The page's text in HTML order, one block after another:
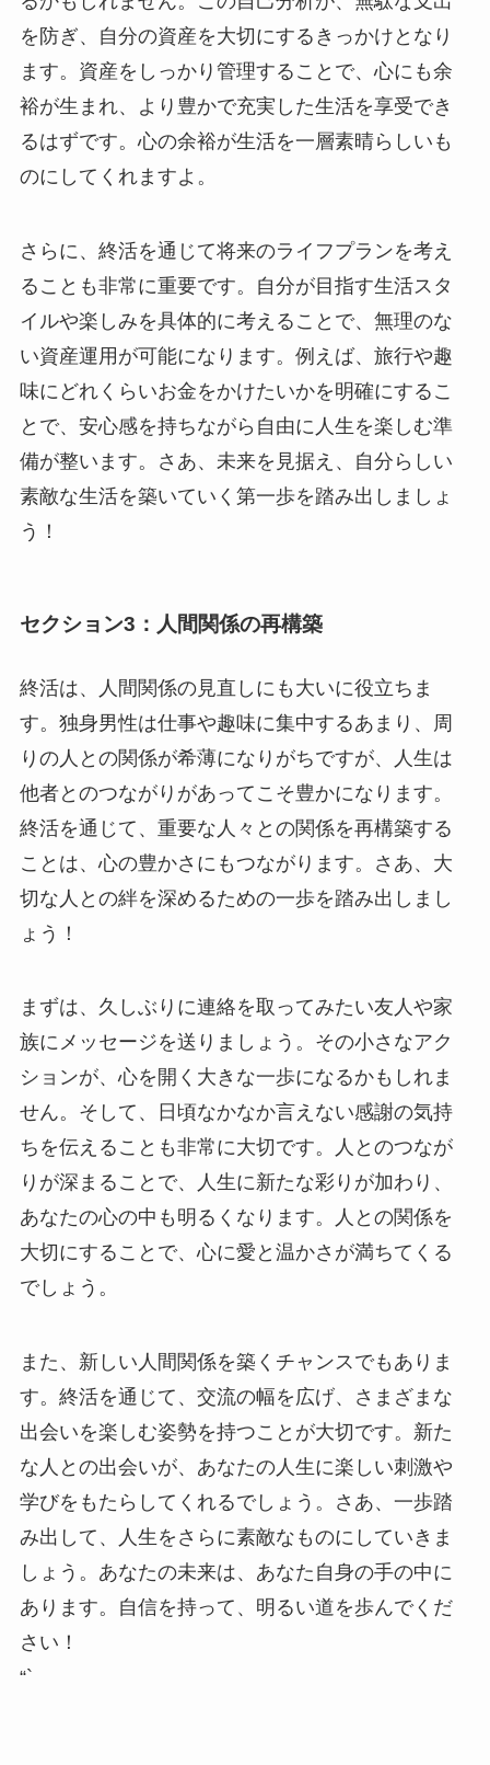
を防ぎ、自分の資産を大切にするきっかけとなり
ます。資産をしっかり管理することで、心にも余
裕が生まれ、より豊かで充実した生活を享受でき
るはずです。心の余裕が生活を一層素晴らしいも
のにしてくれますよ。
さらに、終活を通じて将来のライフプランを考え
ることも非常に重要です。自分が目指す生活スタ
イルや楽しみを具体的に考えることで、無理のな
い資産運用が可能になります。例えば、旅行や趣
味にどれくらいお金をかけたいかを明確にするこ
とで、安心感を持ちながら自由に人生を楽しむ準
備が整います。さあ、未来を見据え、自分らしい
素敵な生活を築いていく第一歩を踏み出しましょ
う！
セクション3：人間関係の再構築
終活は、人間関係の見直しにも大いに役立ちま
す。独身男性は仕事や趣味に集中するあまり、周
りの人との関係が希薄になりがちですが、人生は
他者とのつながりがあってこそ豊かになります。
終活を通じて、重要な人々との関係を再構築する
ことは、心の豊かさにもつながります。さあ、大
切な人との絆を深めるための一歩を踏み出しまし
ょう！
まずは、久しぶりに連絡を取ってみたい友人や家
族にメッセージを送りましょう。その小さなアク
ションが、心を開く大きな一歩になるかもしれま
せん。そして、日頃なかなか言えない感謝の気持
ちを伝えることも非常に大切です。人とのつなが
りが深まることで、人生に新たな彩りが加わり、
あなたの心の中も明るくなります。人との関係を
大切にすることで、心に愛と温かさが満ちてくる
でしょう。
また、新しい人間関係を築くチャンスでもありま
す。終活を通じて、交流の幅を広げ、さまざまな
出会いを楽しむ姿勢を持つことが大切です。新た
な人との出会いが、あなたの人生に楽しい刺激や
学びをもたらしてくれるでしょう。さあ、一歩踏
み出して、人生をさらに素敵なものにしていきま
しょう。あなたの未来は、あなた自身の手の中に
あります。自信を持って、明るい道を歩んでくだ
さい！
“`